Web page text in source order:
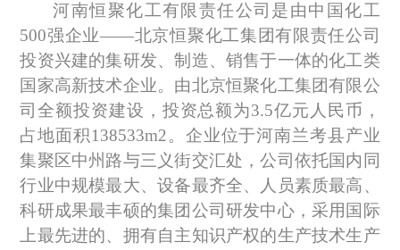
河南恒聚化工有限责任公司是由中国化工
500强企业——北京恒聚化工集团有限责任公司
投资兴建的集研发、制造、销售于一体的化工类
国家高新技术企业。由北京恒聚化工集团有限公
司全额投资建设，投资总额为3.5亿元人民币，
占地面积138533m2。企业位于河南兰考县产业
集聚区中州路与三义街交汇处，公司依托国内同
行业中规模最大、设备最齐全、人员素质最高、
科研成果最丰硕的集团公司研发中心，采用国际
上最先进的、拥有自主知识产权的生产技术生产